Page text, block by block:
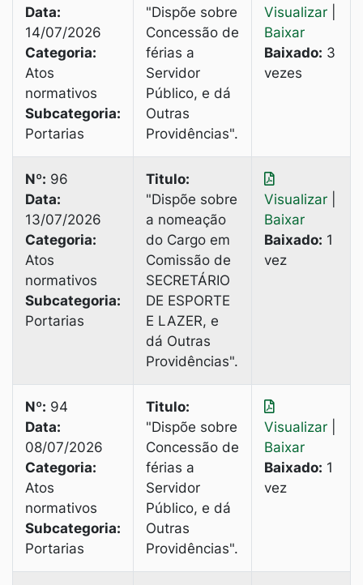
Data:
14/07/2026
Categoria:
Atos
normativos
Subcategoria:
Portarias
"Dispõe sobre
Concessão de
férias a
Servidor
Público, e dá
Outras
Providências".
Visualizar
Baixar
Baixado: 3
vezes
Nº: 96
Data:
13/07/2026
Categoria:
Atos
normativos
Subcategoria:
Portarias
Titulo:
"Dispõe sobre
a nomeação
do Cargo em
Comissão de
SECRETÁRIO
DE ESPORTE
E LAZER, е
dá Outras
Providências".
Visualizar
Baixar
Baixado: 1
vez
Nº: 94
Data:
08/07/2026
Categoria:
Atos
normativos
Subcategoria:
Portarias
Titulo:
"Dispõe sobre
Concessão de
férias a
Servidor
Público, e dá
Outras
Providências".
Visualizar
Baixar
Baixado: 1
vez